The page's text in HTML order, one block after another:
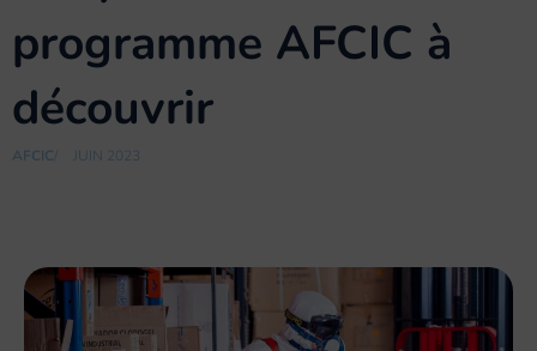
programme AFCIC à
découvrir
AFCIC/ JUIN 2023